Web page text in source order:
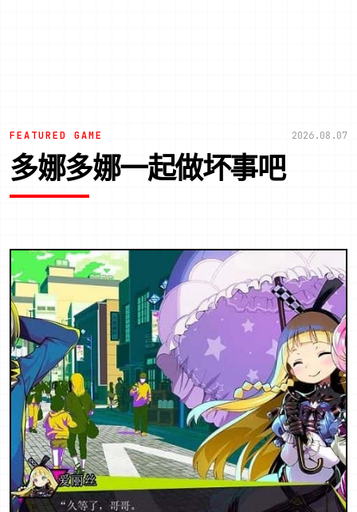
FEATURED GAME 2026.08.07
多娜多娜一起做坏事吧